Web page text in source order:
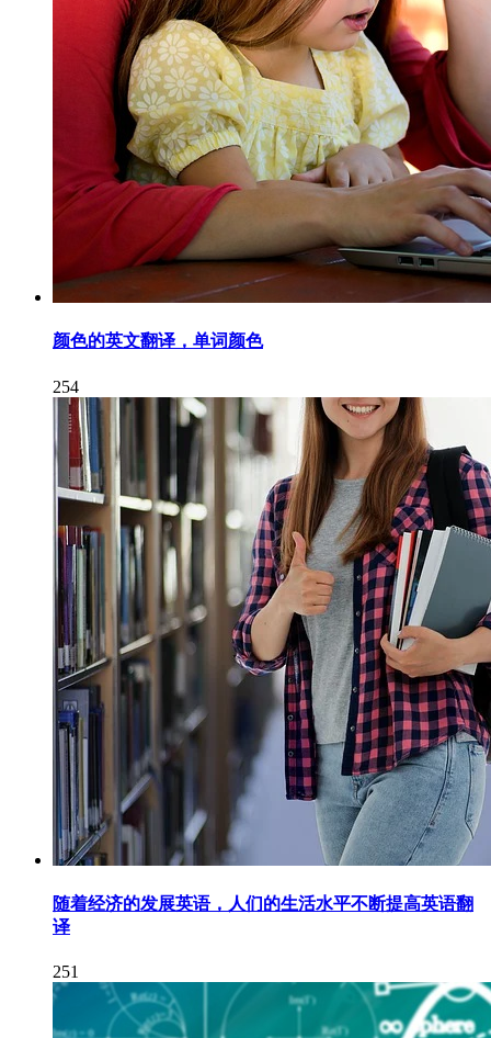
颜色的英文翻译，单词颜色
254
随着经济的发展英语，人们的生活水平不断提高英语翻
译
251